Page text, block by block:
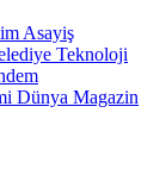
Asayiş
Teknoloji
Dünya Magazin